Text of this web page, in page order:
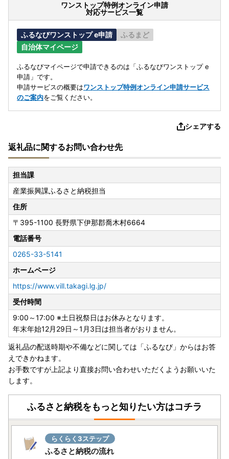
ワンストップ特例オンライン申請
対応サービス一覧
ふるなびワンストップ e申請
ふるまど
自治体マイページ
ふるなびマイページで申請できるのは「ふるなびワンストップ e
申請」です。
申請サービスの概要はワンストップ特例オンライン申請サービス
のご案内をご覧ください。
シェアする
返礼品に関するお問い合わせ先
担当課
産業振興課ふるさと納税担当
住所
〒395-1100 長野県下伊那郡喬木村6664
電話番号
0265-33-5141
ホームページ
https://www.vill.takagi.lg.jp/
受付時間
9:00～17:00 ※土日祝祭日はお休みとなります。
年末年始12月29日～1月3日は担当者がおりません。
返礼品の配送時期や不備などに関しては「ふるなび」からはお答
えできかねます。
お手数ですが上記より直接お問い合わせいただくようお願いいた
します。
ふるさと納税をもっと知りたい方はコチラ
らくらく3ステップ
ふるさと納税の流れ